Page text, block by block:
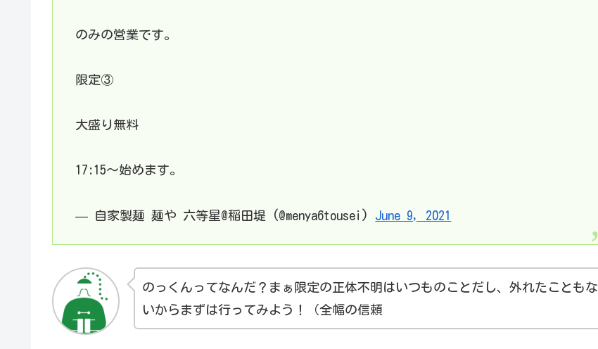
のみの営業です。
限定③
大盛り無料
17:15〜始めます。
— 自家製麺 麺や 六等星@稲田堤 (@menya6tousei) June 9, 2021
のっくんってなんだ？まぁ限定の正体不明はいつものことだし、外れたこともな
いからまずは行ってみよう！（全幅の信頼